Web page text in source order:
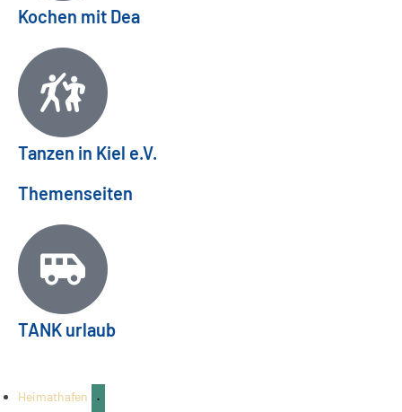
Kochen mit Dea
Tanzen in Kiel e.V.
Themenseiten
TANK urlaub
Mettenhofer Stadtteilfest 2026: Familienfest
am 26.09.
Aug.
Heimathafen